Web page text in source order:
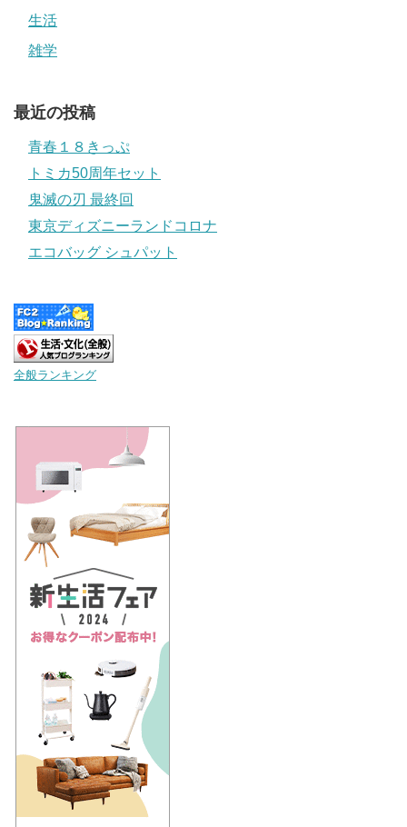
生活
雑学
最近の投稿
青春１８きっぷ
トミカ50周年セット
鬼滅の刃 最終回
東京ディズニーランドコロナ
エコバッグ シュパット
全般ランキング